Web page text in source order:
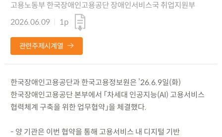
고용노동부 한국장애인고용공단 장애인서비스국 취업지원부
2026.06.09
1p
관련주제시계열
한국장애인고용공단과 한국고용정보원은 ’26.6.9일(화)
한국장애인고용공단 본부에서 「차세대 인공지능(AI) 고용서비스
협력체계 구축을 위한 업무협약」을 체결했다.
- 양 기관은 이번 협약을 통해 고용서비스 내 디지털 기반